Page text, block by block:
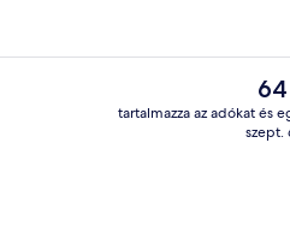
ággyal | Kényelmi párnázat,
Külső rész
A
ár
tartalmazza az adókat és
szept.